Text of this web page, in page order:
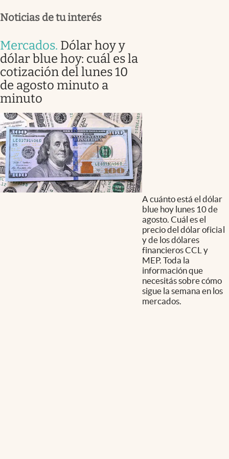
Noticias de tu interés
Mercados. Dólar hoy y
dólar blue hoy: cuál es la
cotización del lunes 10
de agosto minuto a
minuto
A cuánto está el dólar
blue hoy lunes 10 de
agosto. Cuál es el
precio del dólar oficial
y de los dólares
financieros CCL y
MEP. Toda la
información que
necesitás sobre cómo
sigue la semana en los
mercados.